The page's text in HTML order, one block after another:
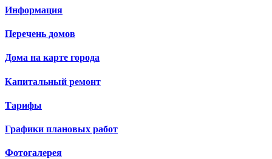
Информация
Перечень домов
Дома на карте города
Капитальный ремонт
Тарифы
Графики плановых работ
Фотогалерея